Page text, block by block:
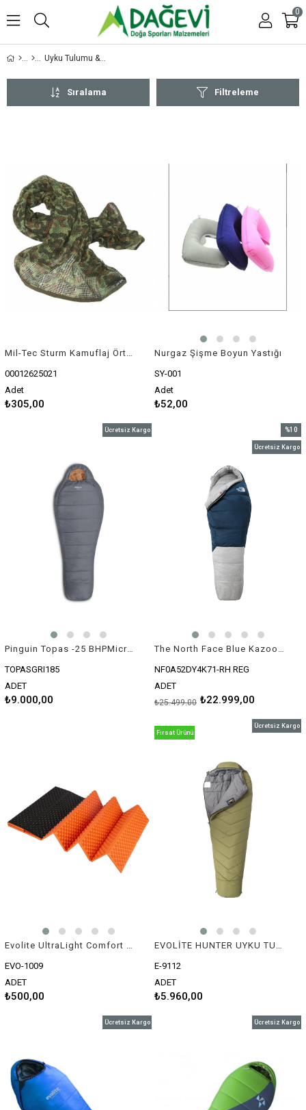
0
Uyku Tulumu & Mat
Filtreleme
Sıralama
00012625021
Adet
₺305,00
Nurgaz Şişme Boyun Yastığı
SY-001
Adet
₺52,00
Pinguin Topas -25 BHPMicro 185 Gri Uyku Tulumu
TOPASGRI185
ADET
₺9.000,00
Ücretsiz Kargo
The North Face Blue Kazoo Kaz Tüyü Uyku Tulumu -24°C
NF0A52DY4K71-RH REG
ADET
₺22.999,00
₺25.499,00
%10
İndirim
Ücretsiz Kargo
EVO-1009
ADET
₺500,00
E-9112
ADET
₺5.960,00
Ücretsiz Kargo
Fırsat Ürünü
Ücretsiz Kargo Ücretsiz Kargo